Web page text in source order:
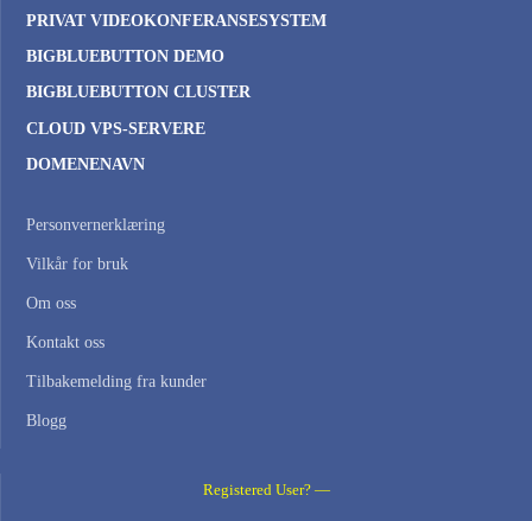
PRIVAT VIDEOKONFERANSESYSTEM
BIGBLUEBUTTON DEMO
BIGBLUEBUTTON CLUSTER
CLOUD VPS-SERVERE
DOMENENAVN
Personvernerklæring
Vilkår for bruk
Om oss
Kontakt oss
Tilbakemelding fra kunder
Blogg
Registered User? —